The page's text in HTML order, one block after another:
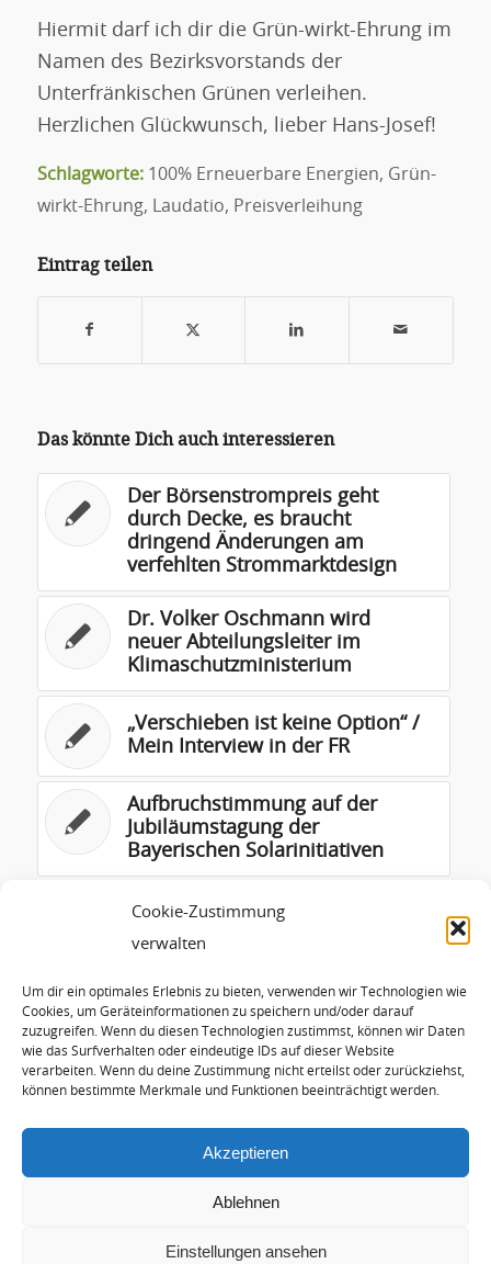
Cookie-Zustimmung
verwalten
Um dir ein optimales Erlebnis zu bieten, verwenden wir Technologien wie
Cookies, um Geräteinformationen zu speichern und/oder darauf
zuzugreifen. Wenn du diesen Technologien zustimmst, können wir Daten
wie das Surfverhalten oder eindeutige IDs auf dieser Website
verarbeiten. Wenn du deine Zustimmung nicht erteilst oder zurückziehst,
können bestimmte Merkmale und Funktionen beeinträchtigt werden.
Akzeptieren
Ablehnen
Einstellungen ansehen
Hiermit darf ich dir die Grün-wirkt-Ehrung im
Namen des Bezirksvorstands der
Unterfränkischen Grünen verleihen.
Herzlichen Glückwunsch, lieber Hans-Josef!
Schlagworte: 100% Erneuerbare Energien, Grün-
wirkt-Ehrung, Laudatio, Preisverleihung
Eintrag teilen
Das könnte Dich auch interessieren
Der Börsenstrompreis geht
durch Decke, es braucht
dringend Änderungen am
verfehlten Strommarktdesign
Dr. Volker Oschmann wird
neuer Abteilungsleiter im
Klimaschutzministerium
„Verschieben ist keine Option“ /
Mein Interview in der FR
Aufbruchstimmung auf der
Jubiläumstagung der
Bayerischen Solarinitiativen
Klimaschutz in der
Industrieproduktion
Starkes Wachstum der
Erneuerbaren in Ost- und
Südeuropa, Kaukasus und
Zentralasien – im Westen kaum
wahrgenommen.